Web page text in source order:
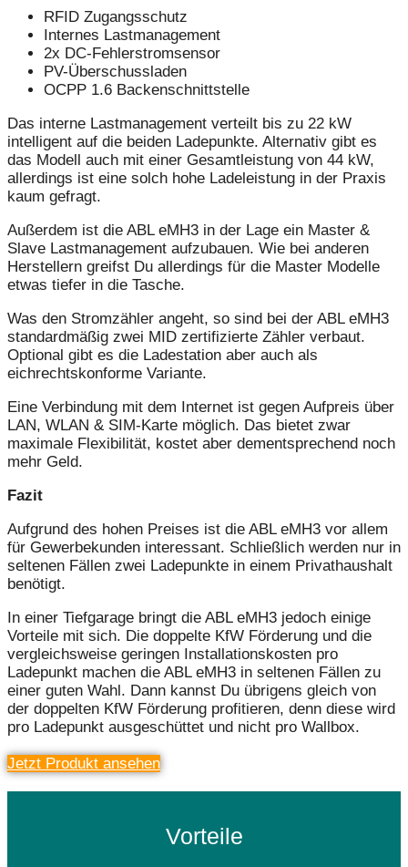
RFID Zugangsschutz
Internes Lastmanagement
2x DC-Fehlerstromsensor
PV-Überschussladen
OCPP 1.6 Backenschnittstelle
Das interne Lastmanagement verteilt bis zu 22 kW
intelligent auf die beiden Ladepunkte. Alternativ gibt es
das Modell auch mit einer Gesamtleistung von 44 kW,
allerdings ist eine solch hohe Ladeleistung in der Praxis
kaum gefragt.
Außerdem ist die ABL eMH3 in der Lage ein Master &
Slave Lastmanagement aufzubauen. Wie bei anderen
Herstellern greifst Du allerdings für die Master Modelle
etwas tiefer in die Tasche.
Was den Stromzähler angeht, so sind bei der ABL eMH3
standardmäßig zwei MID zertifizierte Zähler verbaut.
Optional gibt es die Ladestation aber auch als
eichrechtskonforme Variante.
Eine Verbindung mit dem Internet ist gegen Aufpreis über
LAN, WLAN & SIM-Karte möglich. Das bietet zwar
maximale Flexibilität, kostet aber dementsprechend noch
mehr Geld.
Fazit
Aufgrund des hohen Preises ist die ABL eMH3 vor allem
für Gewerbekunden interessant. Schließlich werden nur in
seltenen Fällen zwei Ladepunkte in einem Privathaushalt
benötigt.
In einer Tiefgarage bringt die ABL eMH3 jedoch einige
Vorteile mit sich. Die doppelte KfW Förderung und die
vergleichsweise geringen Installationskosten pro
Ladepunkt machen die ABL eMH3 in seltenen Fällen zu
einer guten Wahl. Dann kannst Du übrigens gleich von
der doppelten KfW Förderung profitieren, denn diese wird
pro Ladepunkt ausgeschüttet und nicht pro Wallbox.
Jetzt Produkt ansehen
Vorteile